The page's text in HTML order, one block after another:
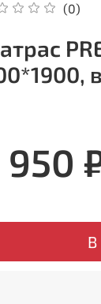
(0)
950
В